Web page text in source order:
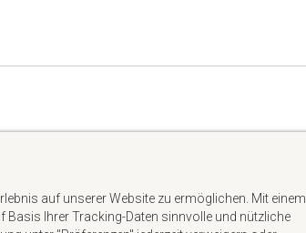
AGB
Kontakt
auf unserer Website zu ermöglichen. Mit einem
Basis Ihrer Tracking-Daten sinnvolle und nützliche